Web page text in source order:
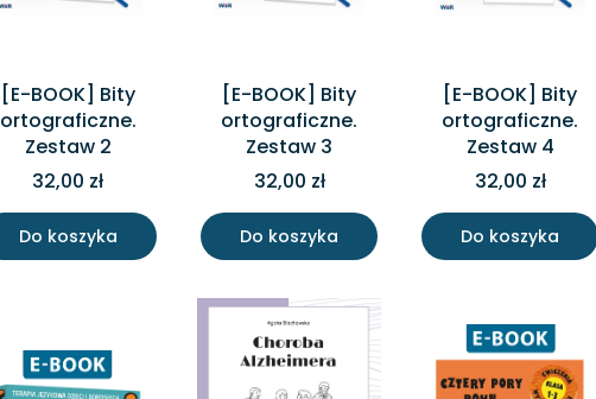
[E-BOOK] Bity
ortograficzne.
Zestaw 2
32,00 zł
Do koszyka
[E-BOOK] Bity
ortograficzne.
Zestaw 3
32,00 zł
Do koszyka
[E-BOOK] Bity
ortograficzne.
Zestaw 4
32,00 zł
Do koszyka